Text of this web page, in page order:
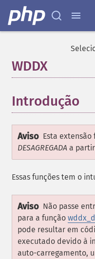
WDDX
Introdução
Aviso Esta extensão
DESAGREGADA a partir
Essas funções tem o
Aviso Não passe
para a função
pode resultar em
executado devido à
auto-carregamento,